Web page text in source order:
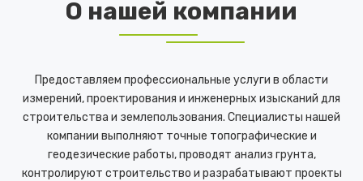
О нашей компании
Предоставляем профессиональные услуги в области
измерений, проектирования и инженерных изысканий для
строительства и землепользования. Специалисты нашей
компании выполняют точные топографические и
геодезические работы, проводят анализ грунта,
контролируют строительство и разрабатывают проекты